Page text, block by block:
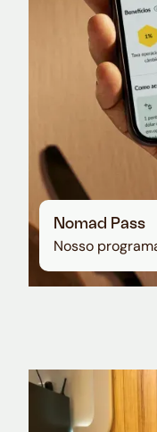
Nomad Pass
Nosso